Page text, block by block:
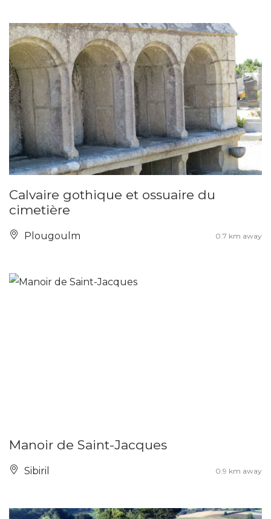
Calvaire gothique et ossuaire du
cimetière
Plougoulm 0.7 km away
Manoir de Saint-Jacques
Sibiril 0.9 km away